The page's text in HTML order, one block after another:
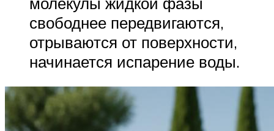
свободнее передвигаются,
отрываются от поверхности,
начинается испарение воды.